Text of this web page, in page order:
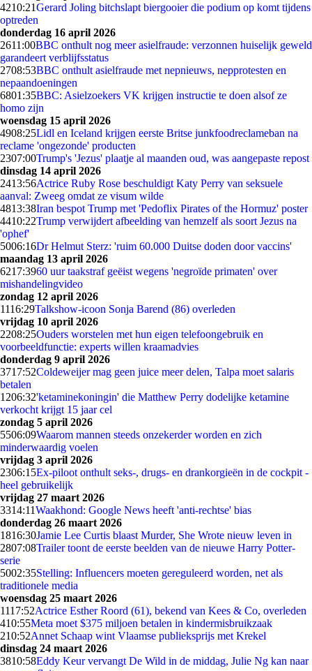
4210:21Gerard Joling bitchslapt biergooier die podium op komt tijdens
optreden
donderdag 16 april 2026
2611:00BBC onthult nog meer asielfraude: verzonnen huiselijk geweld
garandeert verblijfsstatus
2708:53BBC onthult asielfraude met nepnieuws, nepprotesten en
nepaandoeningen
6801:35BBC: Asielzoekers VK krijgen instructie te doen alsof ze
homo zijn
woensdag 15 april 2026
4908:25Lidl en Iceland krijgen eerste Britse junkfoodreclameban na
reclame 'ongezonde' producten
2307:00Trump's 'Jezus' plaatje al maanden oud, was aangepaste repost
dinsdag 14 april 2026
2413:56Actrice Ruby Rose beschuldigt Katy Perry van seksuele
aanval: Zweeg omdat ze visum wilde
4813:38Iran bespot Trump met 'Pedoflix Pirates of the Hormuz' poster
4410:22Trump verwijdert afbeelding van hemzelf als soort Jezus na
'ophef'
5006:16Dr Helmut Sterz: 'ruim 60.000 Duitse doden door vaccins'
maandag 13 april 2026
6217:3960 uur taakstraf geëist wegens 'negroïde primaten' over
mishandelingvideo
zondag 12 april 2026
1116:29Talkshow-icoon Sonja Barend (86) overleden
vrijdag 10 april 2026
2208:25Ouders worstelen met hun eigen telefoongebruik en
voorbeeldfunctie: experts willen kraamadvies
donderdag 9 april 2026
3717:52Coldeweijer mag geen juice meer delen, Talpa moet salaris
betalen
1206:32'ketaminekoningin' die Matthew Perry dodelijke ketamine
verkocht krijgt 15 jaar cel
zondag 5 april 2026
5506:09Waarom mannen steeds onzekerder worden en zich
minderwaardig voelen
vrijdag 3 april 2026
2306:15Ex-piloot onthult seks-, drugs- en drankorgieën in de cockpit -
heel gebruikelijk
vrijdag 27 maart 2026
3314:11Waakhond: Google News heeft 'anti-rechtse' bias
donderdag 26 maart 2026
1816:30Jamie Lee Curtis blaast Murder, She Wrote nieuw leven in
2807:08Trailer toont de eerste beelden van de nieuwe Harry Potter-
serie
5002:35Stelling: Influencers moeten gereguleerd worden, net als
traditionele media
woensdag 25 maart 2026
1117:52Actrice Esther Roord (61), bekend van Kees & Co, overleden
410:55Meta moet $375 miljoen betalen in kindermisbruikzaak
210:52Annet Schaap wint Vlaamse publieksprijs met Krekel
dinsdag 24 maart 2026
3810:58Eddy Keur vervangt De Wild in de middag, Julie Ng kan naar